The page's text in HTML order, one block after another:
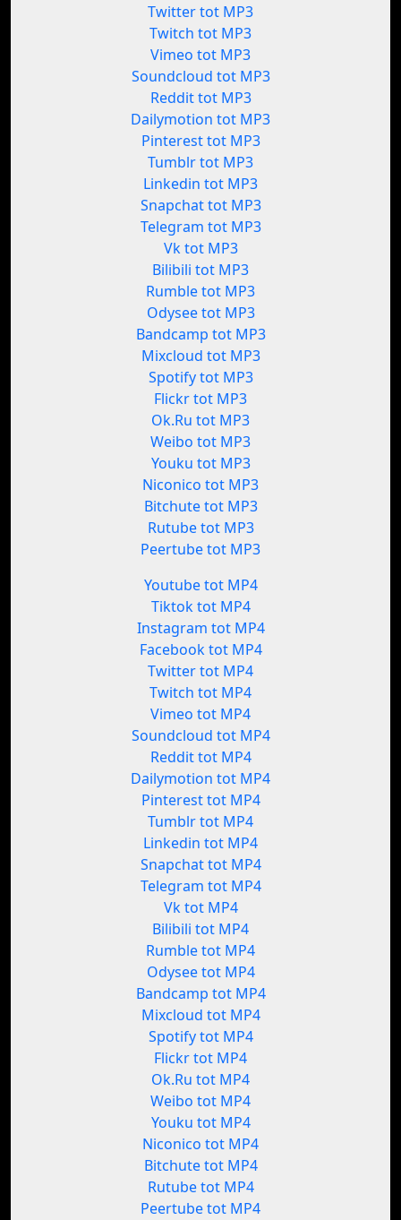
Twitter tot MP3
Twitch tot MP3
Vimeo tot MP3
Soundcloud tot MP3
Reddit tot MP3
Dailymotion tot MP3
Pinterest tot MP3
Tumblr tot MP3
Linkedin tot MP3
Snapchat tot MP3
Telegram tot MP3
Vk tot MP3
Bilibili tot MP3
Rumble tot MP3
Odysee tot MP3
Bandcamp tot MP3
Mixcloud tot MP3
Spotify tot MP3
Flickr tot MP3
Ok.Ru tot MP3
Weibo tot MP3
Youku tot MP3
Niconico tot MP3
Bitchute tot MP3
Rutube tot MP3
Peertube tot MP3
Youtube tot MP4
Tiktok tot MP4
Instagram tot MP4
Facebook tot MP4
Twitter tot MP4
Twitch tot MP4
Vimeo tot MP4
Soundcloud tot MP4
Reddit tot MP4
Dailymotion tot MP4
Pinterest tot MP4
Tumblr tot MP4
Linkedin tot MP4
Snapchat tot MP4
Telegram tot MP4
Vk tot MP4
Bilibili tot MP4
Rumble tot MP4
Odysee tot MP4
Bandcamp tot MP4
Mixcloud tot MP4
Spotify tot MP4
Flickr tot MP4
Ok.Ru tot MP4
Weibo tot MP4
Youku tot MP4
Niconico tot MP4
Bitchute tot MP4
Rutube tot MP4
Peertube tot MP4